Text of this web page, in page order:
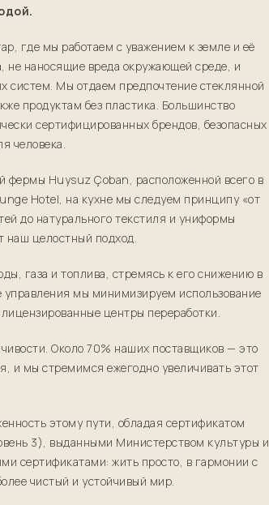
где мы работаем с уважением к земле и её
не наносящие вреда окружающей среде, и
Мы отдаем предпочтение стеклянной
продуктам без пластика. Большинство
сертифицированных брендов, безопасных
человека.
фермы Huysuz Çoban, расположенной всего в
Hotel, на кухне мы следуем принципу «от
до натурального текстиля и униформы
наш целостный подход.
газа и топлива, стремясь к его снижению в
управления мы минимизируем использование
центры переработки.
Около 70% наших поставщиков — это
и мы стремимся ежегодно увеличивать этот
этому пути, обладая сертификатом
3), выданными Министерством культуры и
сертификатами: жить просто, в гармонии с
чистый и устойчивый мир.